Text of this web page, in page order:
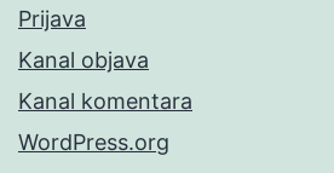
Prijava
Kanal objava
Kanal komentara
WordPress.org